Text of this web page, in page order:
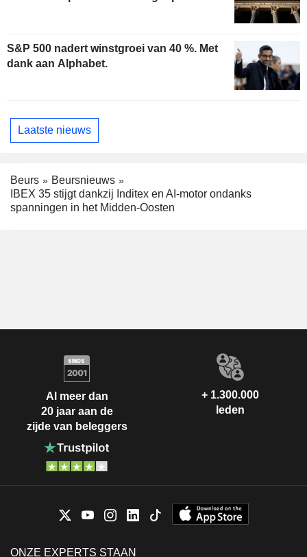
S&P 500 nadert winstgroei van 40 %. Met
dank aan Alphabet.
Laatste nieuws
Beurs
Beursnieuws
IBEX 35 stijgt dankzij Inditex en AI-motor ondanks
spanningen in het Midden-Oosten
Al meer dan
20 jaar aan de
zijde van beleggers
+ 1.300.000
leden
ONZE EXPERTS STAAN